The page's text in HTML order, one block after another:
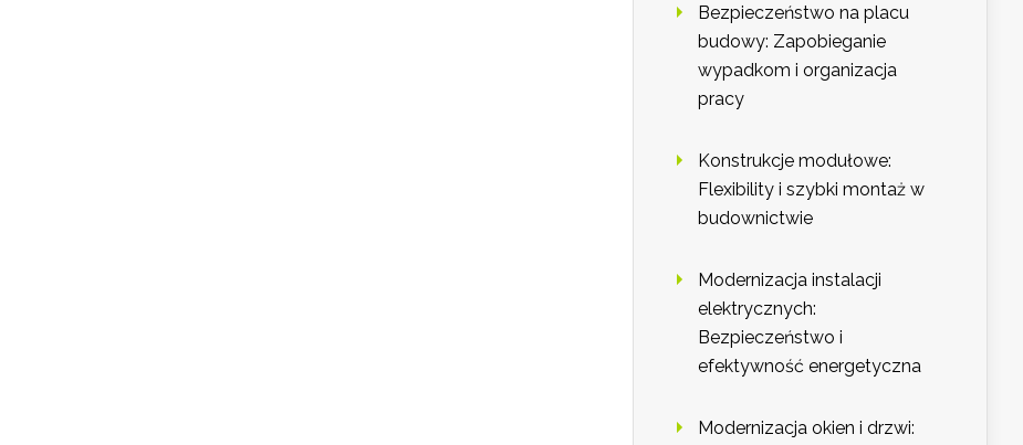
Bezpieczeństwo na placu
budowy: Zapobieganie
wypadkom i organizacja
pracy
Konstrukcje modułowe:
Flexibility i szybki montaż w
budownictwie
Modernizacja instalacji
elektrycznych:
Bezpieczeństwo i
efektywność energetyczna
Modernizacja okien i drzwi: